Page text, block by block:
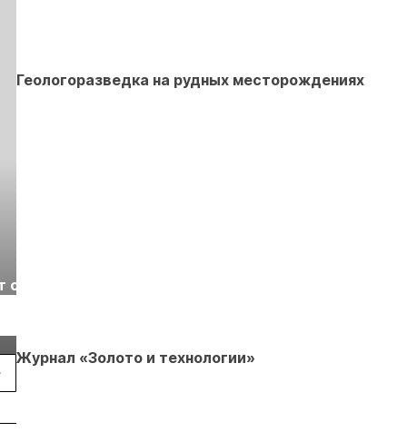
с
Геологоразведка на рудных месторождениях
Журнал «Золото и технологии»